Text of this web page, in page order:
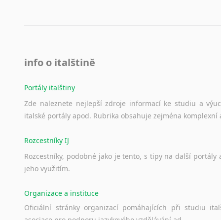
info o italštině
Portály italštiny
Zde naleznete nejlepší zdroje informací ke studiu a
italské portály apod. Rubrika obsahuje zejména komplexní
Rozcestníky IJ
Rozcestníky, podobné jako je tento, s tipy na další portály
jeho využitím.
Organizace a instituce
Oficiální stránky organizací pomáhajících při studiu